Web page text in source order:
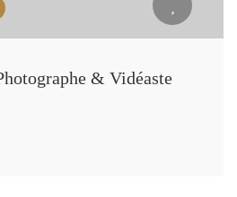
& Vidéaste